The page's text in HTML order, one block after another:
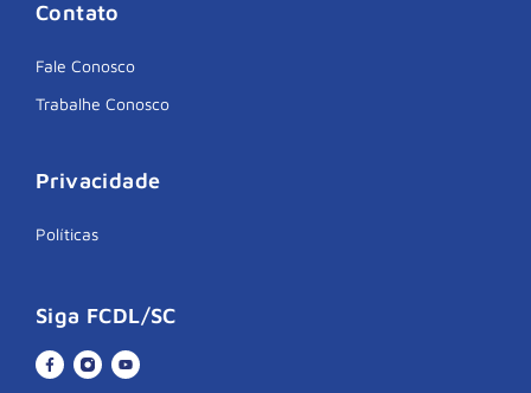
Contato
Fale Conosco
Trabalhe Conosco
Privacidade
Políticas
Siga FCDL/SC